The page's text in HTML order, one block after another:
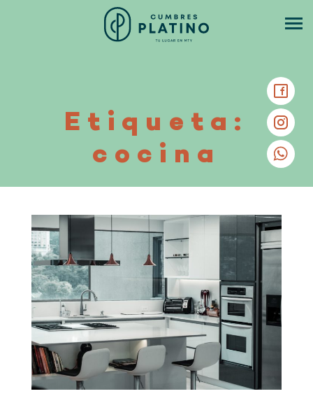
Etiqueta:
cocina